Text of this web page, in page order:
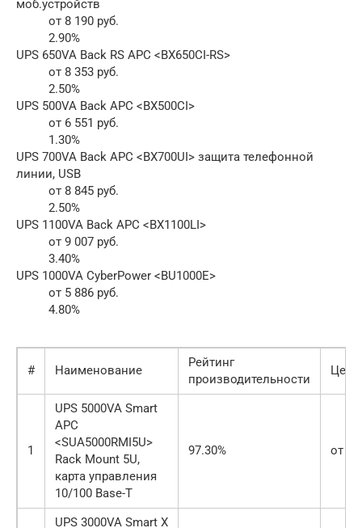
моб.устройств
от 8 190 руб.
2.90%
UPS 650VA Back RS APC <BX650CI-RS>
от 8 353 руб.
2.50%
UPS 500VA Back APC <BX500CI>
от 6 551 руб.
1.30%
UPS 700VA Back APC <BX700UI> защита телефонной
линии, USB
от 8 845 руб.
2.50%
UPS 1100VA Back APC <BX1100LI>
от 9 007 руб.
3.40%
UPS 1000VA CyberPower <BU1000E>
от 5 886 руб.
4.80%
# Наименование
Рейтинг
производительности
Цена
1
UPS 5000VA Smart
APC
<SUA5000RMI5U>
Rack Mount 5U,
карта управления
10/100 Base-T
97.30% от
UPS 3000VA Smart X